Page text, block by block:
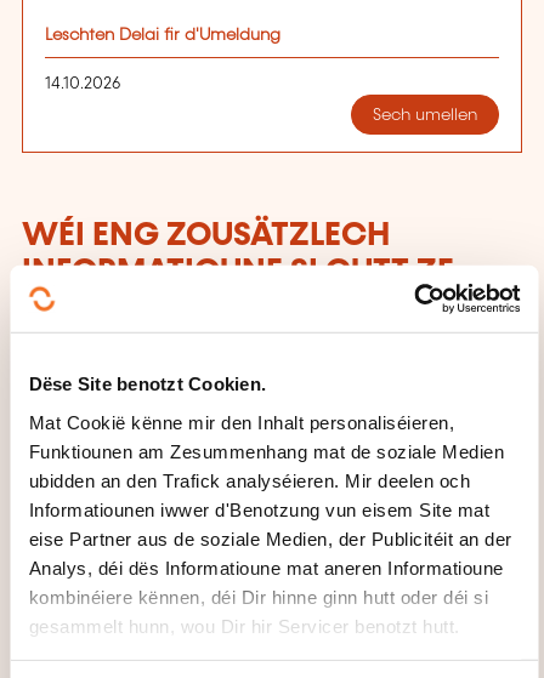
Dëse Site benotzt Cookien.
Mat Cookië kënne mir den Inhalt personaliséieren,
Funktiounen am Zesummenhang mat de soziale Medien
ubidden an den Trafick analyséieren. Mir deelen och
Informatiounen iwwer d'Benotzung vun eisem Site mat
eise Partner aus de soziale Medien, der Publicitéit an der
Analys, déi dës Informatioune mat aneren Informatioune
kombinéiere kënnen, déi Dir hinne ginn hutt oder déi si
gesammelt hunn, wou Dir hir Servicer benotzt hutt.
Leschten Delai fir d'Umeldung
14.10.2026
Sech umellen
WÉI ENG ZOUSÄTZLECH
INFORMATIOUNE SI GUTT ZE
WËSSEN?
d’argumentaires inspirés des besoins réels des
participants
Atelier brainstorming groupes de 3 - suivi d’une
présentation structuré des résultats (technique
de présentation et impact)
Le pouvoir des questions: jeu démonstration
Réflexion de groupes " Thinking out of the Box " =
suivi d’un échange de persuasion consistant à